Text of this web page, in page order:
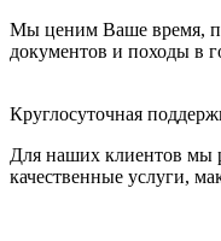
Мы ценим Ваше время,
документов и походы в
Круглосуточная
Для наших клиентов мы
качественные услуги,